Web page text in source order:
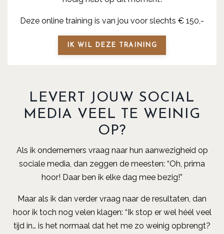
Deze online training is van jou voor slechts € 150,-
IK WIL DEZE TRAINING
LEVERT JOUW SOCIAL
MEDIA VEEL TE WEINIG
OP?
Als ik ondernemers vraag naar hun aanwezigheid op
sociale media, dan zeggen de meesten: “Oh, prima
hoor! Daar ben ik elke dag mee bezig!”
Maar als ik dan verder vraag naar de resultaten, dan
hoor ik toch nog velen klagen: “Ik stop er wel héél veel
tijd in… is het normaal dat het me zo weinig opbrengt?